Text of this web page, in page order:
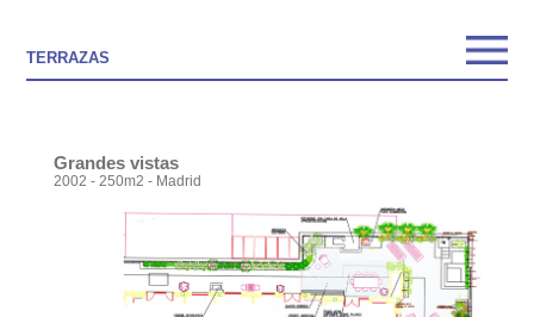
TERRAZAS
Grandes vistas
2002 - 250m2 - Madrid